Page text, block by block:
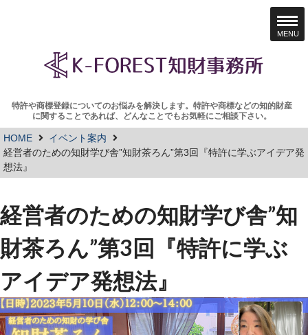
MENU
特許や商標登録についてのお悩みを解決します。特許や商標などの知的財産
に関することであれば、どんなことでもお気軽にご相談下さい。
HOME
イベント案内
経営者のための知財学び舎”知財茶ろん”第3回『特許に学ぶアイデア発
想法』
経営者のための知財学び舎”知
財茶ろん”第3回『特許に学ぶ
アイデア発想法』